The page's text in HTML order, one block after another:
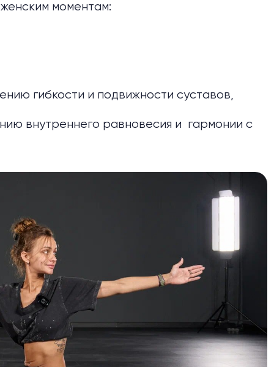
моментам:
гибкости и подвижности суставов,
внутреннего равновесия и гармонии с